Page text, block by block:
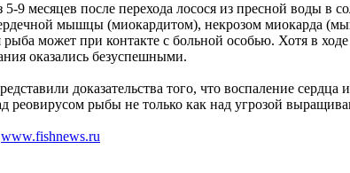
5-9 месяцев после перехода лосося из пресной воды
мышцы (миокардитом), некрозом миокарда
рыба может при контакте с больной особью. Хотя в
оказались безуспешными.
доказательства того, что воспаление
рыбы не только как над угрозой
www.fishnews.ru